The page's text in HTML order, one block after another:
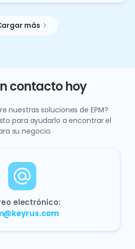
más
contacto hoy
nuestras soluciones de EPM?
para ayudarlo a encontrar el
su negocio.
electrónico: